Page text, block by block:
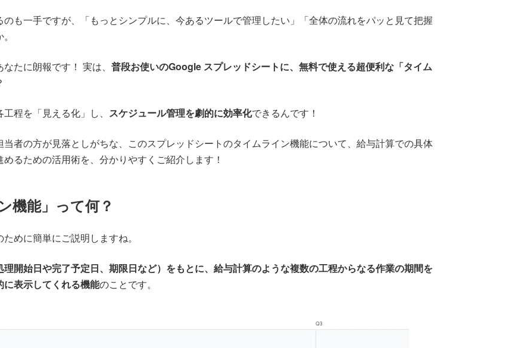
も一手ですが、「もっとシンプルに、今あるツールで管理したい」「全体の流れをパッと見て把握
たに朗報です！ 実は、 普段お使いのGoogle スプレッドシートに、無料で使える超便利な「タイム
程を「見える化」し、 スケジュール管理を劇的に効率化できるんです！
者の方が見落としがちな、このスプレッドシートのタイムライン機能について、給与計算での具体
るための活用術を、分かりやすくご紹介します！
機能」って何？
めに簡単にご説明しますね。
理開始日や完了予定日、期限日など）をもとに、給与計算のような複数の工程からなる作業の期間を
表示してくれる機能のことです。